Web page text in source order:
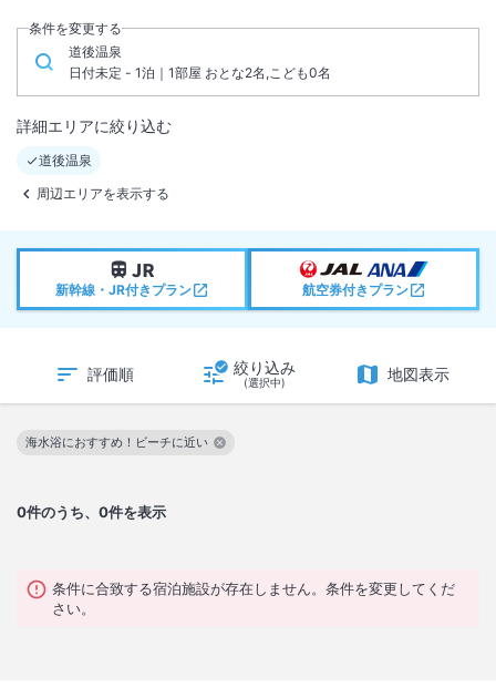
条件を変更する
道後温泉
日付未定 - 1泊｜1部屋 おとな2名,こども0名
詳細エリアに絞り込む
道後温泉
周辺エリアを表示する
新幹線・JR付きプラン 航空券付きプラン
評価順 絞り込み
(選択中) 地図表示
0件のうち、0件を表示
海水浴におすすめ！ビーチに近い
この絞り込み条件を解除
条件に合致する宿泊施設が存在しません。条件を変更してくだ
さい。